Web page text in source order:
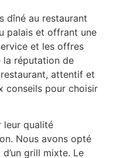
dîné au restaurant
palais et offrant une
et les offres
la réputation de
restaurant, attentif et
conseils pour choisir
leur qualité
Nous avons opté
grill mixte. Le